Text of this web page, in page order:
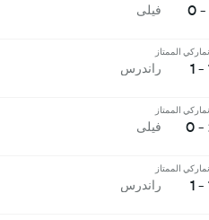
فيلى
الممتاز
راندرس
الممتاز
فيلى
الممتاز
راندرس